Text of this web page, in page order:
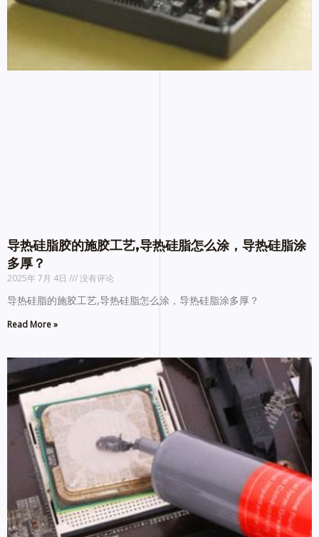
导热硅脂胶的施胶工艺,导热硅脂怎么涂，导热硅脂涂
多厚？
2025年 7月 4日 没有评论
导热硅脂的施胶工艺,导热硅脂怎么涂，导热硅脂涂多厚？
Read More »